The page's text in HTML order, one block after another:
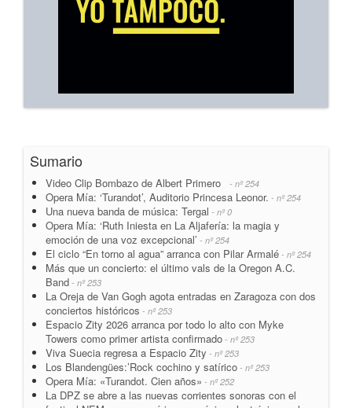
Sumario
Video Clip Bombazo de Albert Primero - nº 254
Opera Mía: ‘Turandot’, Auditorio Princesa Leonor. - nº 254
Una nueva banda de música: Tergal - nº 0
Opera Mía: ‘Ruth Iniesta en La Aljafería: la magia y
emoción de una voz excepcional’ - nº 254
El ciclo “En torno al agua” arranca con Pilar Armalé - nº 254
Más que un concierto: el último vals de la Oregon A.C.
Band - nº 253
La Oreja de Van Gogh agota entradas en Zaragoza con dos
conciertos históricos - nº 253
Espacio Zity 2026 arranca por todo lo alto con Myke
Towers como primer artista confirmado - nº 253
Viva Suecia regresa a Espacio Zity - nº 253
Los Blandengües:’Rock cochino y satírico - nº 253
Opera Mía: «Turandot. Cien años» - nº 252
La DPZ se abre a las nuevas corrientes sonoras con el